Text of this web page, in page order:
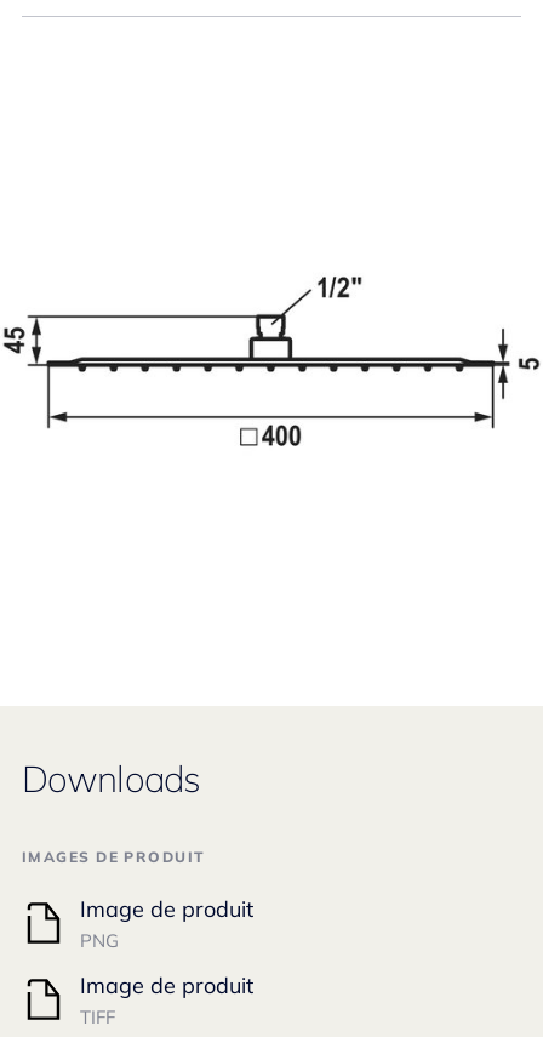
Downloads
IMAGES DE PRODUIT
Image de produit
PNG
Image de produit
TIFF